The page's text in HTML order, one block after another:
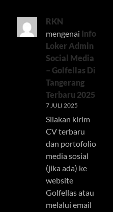
RKN
mengenai Info
Loker Admin
Social Media
– Golfellas Di
Tangerang
Terbaru 2025
7 JULI 2025
Silakan kirim
CV terbaru
dan portofolio
media sosial
(jika ada) ke
website
Golfellas atau
melalui email